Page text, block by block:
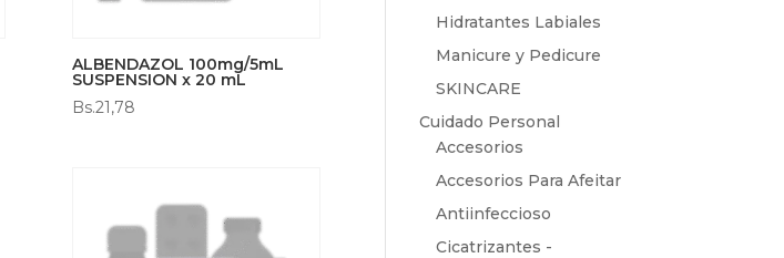
ALBENDAZOL 100mg/5mL
SUSPENSION x 20 mL
Bs.21,78
Hidratantes Labiales
Manicure y Pedicure
SKINCARE
Cuidado Personal
Accesorios
Accesorios Para Afeitar
Antiinfeccioso
Cicatrizantes -